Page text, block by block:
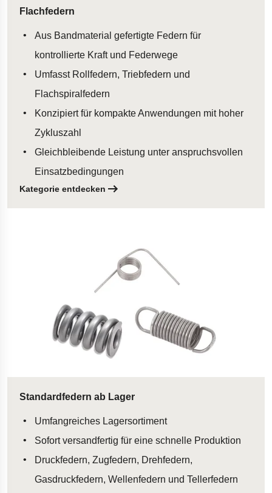
Flachfedern
Aus Bandmaterial gefertigte Federn für
kontrollierte Kraft und Federwege
Umfasst Rollfedern, Triebfedern und
Flachspiralfedern
Konzipiert für kompakte Anwendungen mit hoher
Zykluszahl
Gleichbleibende Leistung unter anspruchsvollen
Einsatzbedingungen
Kategorie entdecken
Standardfedern ab Lager
Umfangreiches Lagersortiment
Sofort versandfertig für eine schnelle Produktion
Druckfedern, Zugfedern, Drehfedern,
Gasdruckfedern, Wellenfedern und Tellerfedern